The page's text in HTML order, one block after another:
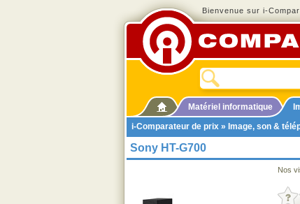
Bienvenue sur i-
Matériel informatique
i-Comparateur de prix » Image, son &
Sony HT-G700
Nos